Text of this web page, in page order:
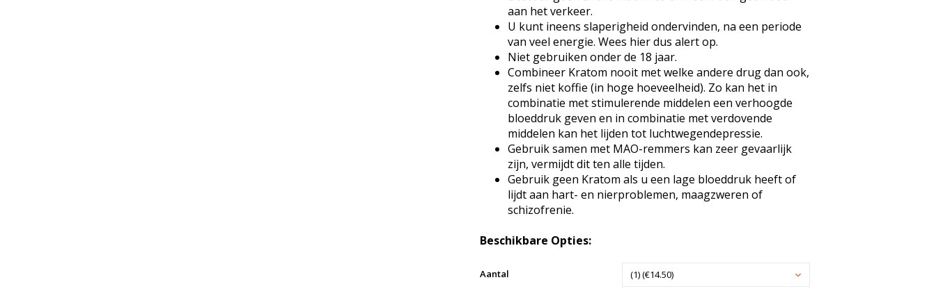
aan het verkeer.
U kunt ineens slaperigheid ondervinden, na een periode
van veel energie. Wees hier dus alert op.
Niet gebruiken onder de 18 jaar.
Combineer Kratom nooit met welke andere drug dan ook,
zelfs niet koffie (in hoge hoeveelheid). Zo kan het in
combinatie met stimulerende middelen een verhoogde
bloeddruk geven en in combinatie met verdovende
middelen kan het lijden tot luchtwegendepressie.
Gebruik samen met MAO-remmers kan zeer gevaarlijk
zijn, vermijdt dit ten alle tijden.
Gebruik geen Kratom als u een lage bloeddruk heeft of
lijdt aan hart- en nierproblemen, maagzweren of
schizofrenie.
Beschikbare Opties:
Aantal (1) (€14.50)